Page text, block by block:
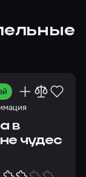
в
чудес